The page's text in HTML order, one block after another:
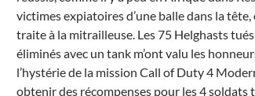
victimes expiatoires d’une balle dans la tête,
traite à la mitrailleuse. Les 75 Helghasts
éliminés avec un tank m’ont valu les
l’hystérie de la mission Call of Duty 4
obtenir des récompenses pour les 4 soldats